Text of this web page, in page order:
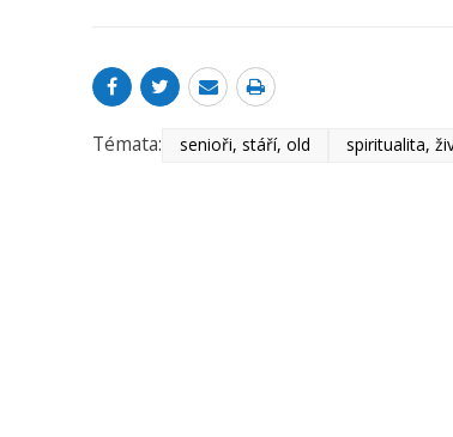
Témata: senioři, stáří, old spiritualita,